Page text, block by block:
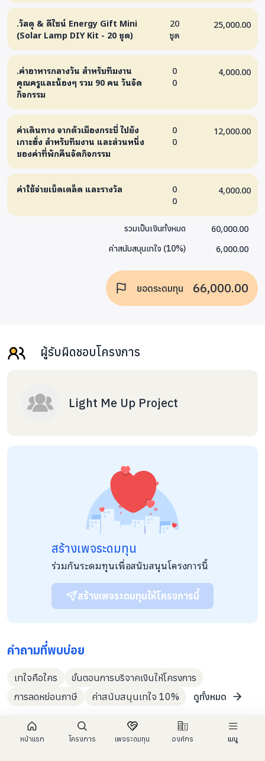
หน้าแรก โครงการ เพจระดมทุน องค์กร เมนู
.วัสดุ & ดีไซน์ Energy Gift Mini
(Solar Lamp DIY Kit - 20 ชุด)
20
ชุด
25,000.00
.ค่าอาหารกลางวัน สำหรับทีมงาน
คุณครูและน้องๆ รวม 90 คน วันจัด
กิจกรรม
0
0
4,000.00
ค่าเดินทาง จากตัวเมืองกระบี่ ไปยัง
เกาะฮั่ง สำหรับทีมงาน และส่วนหนึ่ง
ของค่าที่พักคืนจัดกิจกรรม
0
0
12,000.00
ค่าใช้จ่ายเบ็ดเตล็ด และรางวัล
0
0
4,000.00
รวมเป็นเงินทั้งหมด 60,000.00
ค่าสนับสนุนเทใจ (10%) 6,000.00
ยอดระดมทุน 66,000.00
ผู้รับผิดชอบโครงการ
Light Me Up Project
สร้างเพจระดมทุน
ร่วมกันระดมทุนเพื่อสนับสนุนโครงการนี้
สร้างเพจระดมทุนให้โครงการนี้
คำถามที่พบบ่อย
เทใจคือใคร
ขั้นตอนการบริจาคเงินให้โครงการ
การลดหย่อนภาษี
ค่าสนับสนุนเทใจ 10% ดูทั้งหมด